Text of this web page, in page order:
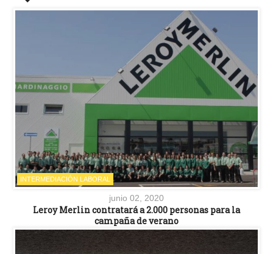
INTERMEDIACIÓN LABORAL
junio 02, 2020
Leroy Merlin contratará a 2.000 personas para la
campaña de verano